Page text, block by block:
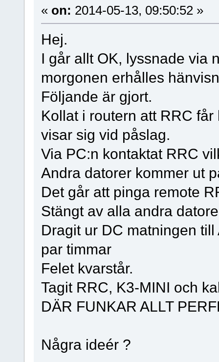
« on: 2014-05-13, 09:50:52 »
Hej.
I går allt OK, lyssnade via
morgonen erhålles
Följande är gjort.
Kollat i routern att RRC
visar sig vid påslag.
Via PC:n kontaktat RRC
Andra datorer kommer ut
Det går att pinga remote
Stängt av alla andra
Dragit ur DC matningen
par timmar
Felet kvarstår.
Tagit RRC, K3-MINI och
DÄR FUNKAR ALLT
Några ideér ?